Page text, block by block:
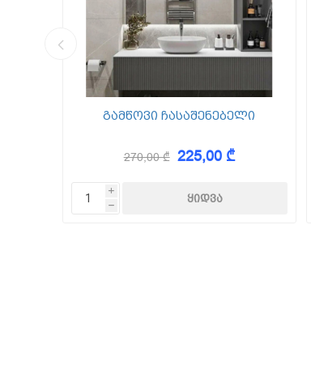
KAEM
გამწოვი ჩასაშენებელი
270,00 ₾ 225,00 ₾
i
h